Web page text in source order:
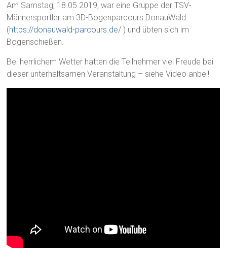
Am Samstag, 18.05.2019, war eine Gruppe der TSV-
Männersportler am 3D-Bogenparcours DonauWald
(https://donauwald-parcours.de/ ) und übten sich im
Bogenschießen.
Bei herrlichem Wetter hatten die Teilnehmer viel Freude bei
dieser unterhaltsamen Veranstaltung – siehe Video anbei!